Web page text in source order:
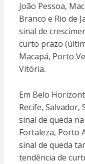
João Pessoa,
Branco e Rio de
sinal de
curto prazo
Macapá, Porto
Vitória.
Em Belo
Recife, Salvador,
sinal de queda
Fortaleza, Porto
sinal de queda
tendência de